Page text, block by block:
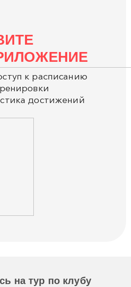
к расписанию
достижений
на тур по клубу